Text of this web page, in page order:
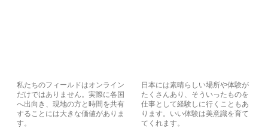
私たちのフィールドはオンライン
だけではありません。実際に各国
へ出向き、現地の方と時間を共有
することには大きな価値がありま
す。
日本には素晴らしい場所や体験が
たくさんあり、そういったものを
仕事として経験しに行くこともあ
ります。いい体験は美意識を育て
てくれます。